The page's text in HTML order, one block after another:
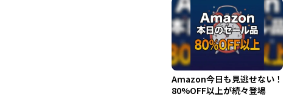
Amazon今日も見逃せない！
80%OFF以上が続々登場